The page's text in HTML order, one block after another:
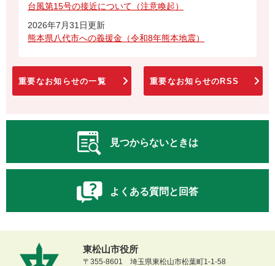
台風第15号の接近について（注意喚起）
2026年7月31日更新
熊本県八代市への義援金（令和8年熊本地震）
重要なお知らせの一覧 重要なお知らせのRSS
見つからないときは
よくある質問と回答
東松山市役所
〒355-8601 埼玉県東松山市松葉町1-1-58